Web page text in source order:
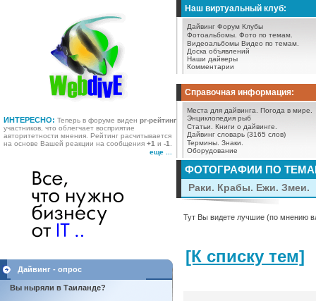
ИНТЕРЕСНО: Теперь в форуме виден pr-рейтинг
участников, что облегчает восприятие
авторитетности мнения. Рейтинг расчитывается
на основе Вашей реакции на сообщения +1 и -1
еще ...
Наш виртуальный клуб:
Дайвинг Форум Клубы
Фотоальбомы. Фото по темам.
Видеоальбомы Видео по темам.
Доска объявлений
Наши дайверы
Комментарии
Справочная информация:
Места для дайвинга.
Погода в мире.
Энциклопедия рыб
Статьи.
Книги о дайвинге.
Дайвинг словарь (3165 слов)
Термины. Знаки.
Оборудование
Дайвинг - опрос
Вы ныряли в Таиланде?
ФОТОГРАФИИ ПО
Раки. Крабы. Ежи. Змеи.
Тут Вы видете лучшие (по мнению
[К списку тем]